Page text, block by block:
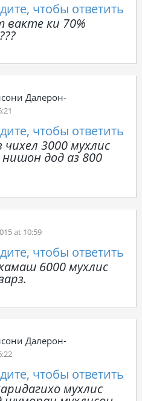
чтобы ответить
вакте ки 70%
Далерон-
чтобы ответить
3000 мухлис
дод аз 800
at 10:59
чтобы ответить
6000 мухлис
Далерон-
чтобы ответить
мухлис